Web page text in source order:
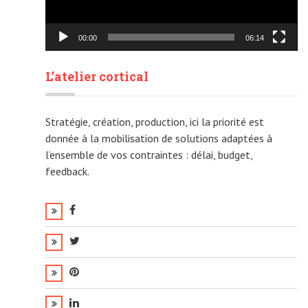
géographiques, bref, analyser les retombées en regard des
objectifs imaginés, estimés.
00:00 06:14
L’atelier cortical
Stratégie, création, production, ici la priorité est
donnée à la mobilisation de solutions adaptées à
l’ensemble de vos contraintes : délai, budget,
feedback.